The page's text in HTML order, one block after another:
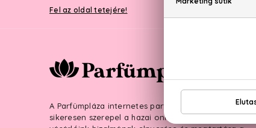
Fel az oldal tetejére!
A Parfümpláza internetes parfüméria 2007. óta
sikeresen szerepel a hazai online piacon, hiszen